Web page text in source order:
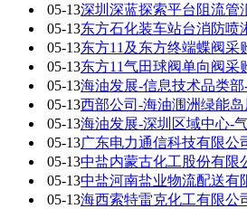
05-13深圳深蓝探索平台阻流管
05-13东方石化装车站台消防喷
05-13东方11及东方终端蝶阀采
05-13东方11气田球阀单向阀采
05-13海油发展-信息技术品类
05-13西部公司-海油涠洲绿能
05-13海油发展-深圳区域中心-
05-13广东电力通信科技有限公
05-13中盐内蒙古化工股份有限
05-13中盐河南盐业物流配送有
05-13海西索特雷克化工有限公